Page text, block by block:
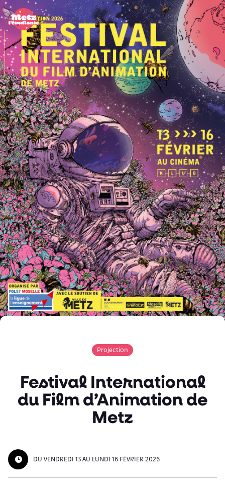
Panneau de gestion des cookies
Projection
Festival International
du Film d’Animation de
Metz
DU VENDREDI 13 AU LUNDI 16 FÉVRIER 2026